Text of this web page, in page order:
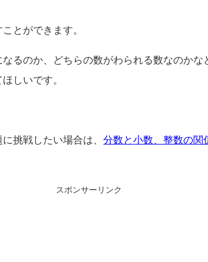
とができます。
るのか、どちらの数がわられる数なのかな
しいです。
挑戦したい場合は、分数と小数、整数の関
スポンサーリンク